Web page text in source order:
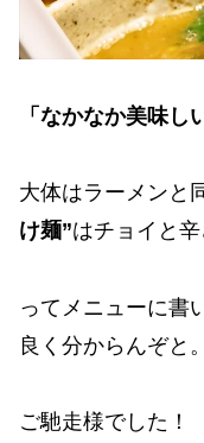
「なかなか美味し
大体はラーメンと
け麺”はチョイと
ってメニューに書
良く分からんぞと。
ご馳走様でした！